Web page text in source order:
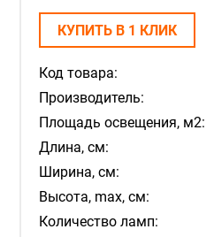
Код товара:
Производитель:
Площадь освещения, м2:
Длина, см:
Ширина, см:
Высота, max, см:
Количество ламп:
КУПИТЬ В 1 КЛИК